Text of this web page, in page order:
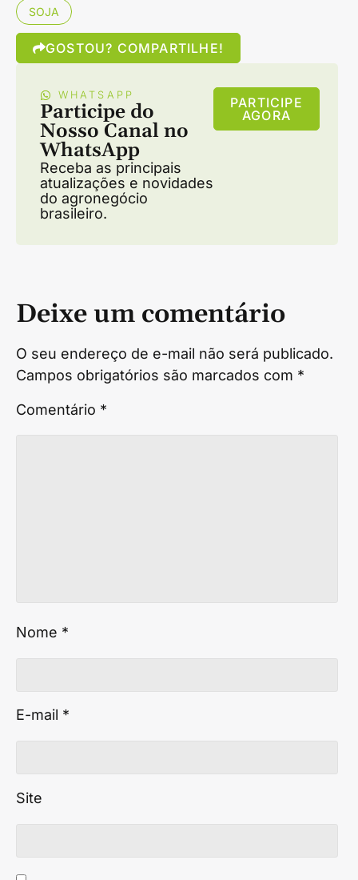
SOJA
GOSTOU? COMPARTILHE!
WHATSAPP
Participe do
Nosso Canal no
WhatsApp
Receba as principais
atualizações e novidades
do agronegócio
brasileiro.
PARTICIPE
AGORA
Deixe um comentário
O seu endereço de e-mail não será publicado.
Campos obrigatórios são marcados com *
Comentário *
Nome *
E-mail *
Site